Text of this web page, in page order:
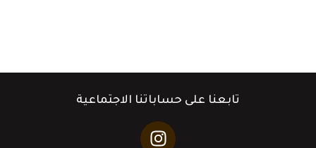
تابعنا على حساباتنا الاجتماعية